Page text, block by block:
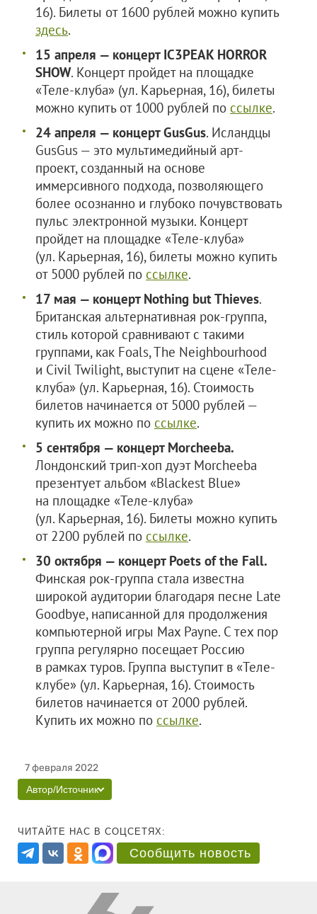
16). Билеты от 1600 рублей можно купить
здесь.
15 апреля — концерт IC3PEAK HORROR
SHOW. Концерт пройдет на площадке
«Теле-клуба» (ул. Карьерная, 16), билеты
можно купить от 1000 рублей по ссылке.
24 апреля — концерт GusGus. Исландцы
GusGus — это мультимедийный арт-
проект, созданный на основе
иммерсивного подхода, позволяющего
более осознанно и глубоко почувствовать
пульс электронной музыки. Концерт
пройдет на площадке «Теле-клуба»
(ул. Карьерная, 16), билеты можно купить
от 5000 рублей по ссылке.
17 мая — концерт Nothing but Thieves.
Британская альтернативная рок-группа,
стиль которой сравнивают с такими
группами, как Foals, The Neighbourhood
и Civil Twilight, выступит на сцене «Теле-
клуба» (ул. Карьерная, 16). Стоимость
билетов начинается от 5000 рублей —
купить их можно по ссылке.
5 сентября — концерт Morcheeba.
Лондонский трип-хоп дуэт Morcheeba
презентует альбом «Blackest Blue»
на площадке «Теле-клуба»
(ул. Карьерная, 16). Билеты можно купить
от 2200 рублей по ссылке.
30 октября — концерт Poets of the Fall.
Финская рок-группа стала известна
широкой аудитории благодаря песне Late
Goodbye, написанной для продолжения
компьютерной игры Max Payne. С тех пор
группа регулярно посещает Россию
в рамках туров. Группа выступит в «Теле-
клубе» (ул. Карьерная, 16). Стоимость
билетов начинается от 2000 рублей.
Купить их можно по ссылке.
7 февраля 2022
Автор/Источник
ЧИТАЙТЕ НАС В СОЦСЕТЯХ:
Сообщить новость